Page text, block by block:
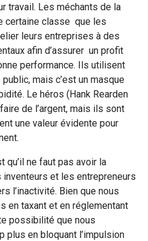
travail. Les méchants de la
certaine classe que les
leurs entreprises à des
afin d’assurer un profit
performance. Ils utilisent
mais c’est un masque
Le héros (Hank Rearden
de l’argent, mais ils sont
une valeur évidente pour
qu’il ne faut pas avoir la
et les entrepreneurs
l’inactivité. Bien que nous
en taxant et en réglementant
possibilité que nous
plus en bloquant l’impulsion